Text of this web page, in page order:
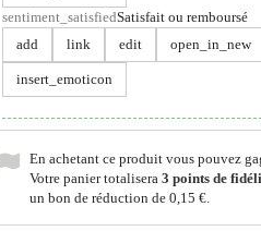
sentiment_satisfiedSatisfait ou remboursé
add
link edit open_in_new
insert_emoticon
En achetant ce produit vous pouvez
Votre panier totalisera 3 points de
un bon de réduction de 0,15 €.